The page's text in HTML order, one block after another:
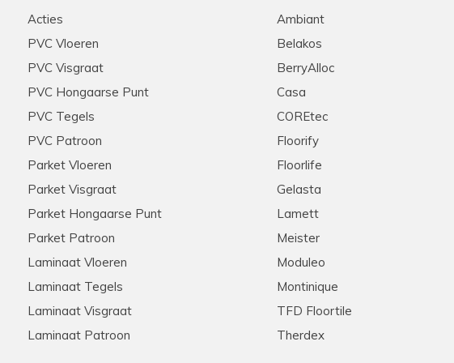
zouden aanschaffen
keuze gemaakt
ook de woonkamer en de
na wat zoekwerk een
dit werd snel en zonder
, met zeer ruime
raden ze aan iedereen aan!
zijn klanten! Meerdere
via de telefoon. Kent zijn
hartelijk bedankt
28-11-2025
Aanrader in alle opzichten!
Meedenkend, flexibel, snelle levering, goede
tevreden klanten hier!
Acties
PVC Vloeren
PVC Visgraat
PVC Hongaarse Punt
PVC Tegels
PVC Patroon
Parket Vloeren
Parket Visgraat
Parket Hongaarse Punt
Parket Patroon
Laminaat Vloeren
Laminaat Tegels
Laminaat Visgraat
Laminaat Patroon
Ambiant
Belakos
BerryAlloc
Casa
COREtec
Floorify
Floorlife
Gelasta
Lamett
Meister
Moduleo
Montinique
TFD Floortile
Therdex